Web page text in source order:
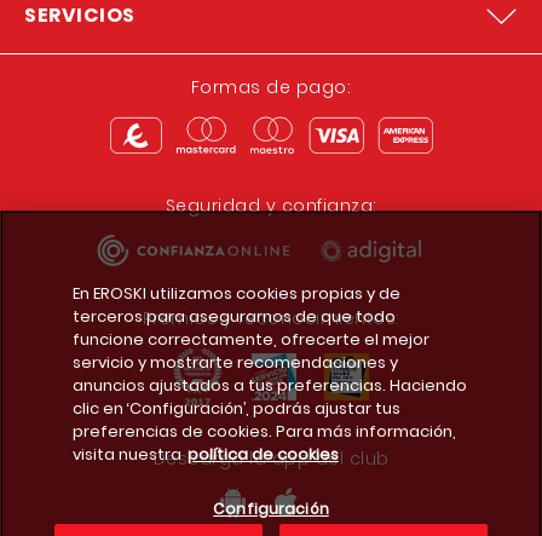
SERVICIOS
Formas de pago:
Seguridad y confianza:
Premios y reconocimientos:
Descarga la app del club
En EROSKI utilizamos cookies propias y de
terceros para asegurarnos de que todo
funcione correctamente, ofrecerte el mejor
servicio y mostrarte recomendaciones y
anuncios ajustados a tus preferencias. Haciendo
clic en ‘Configuración’, podrás ajustar tus
preferencias de cookies. Para más información,
visita nuestra política de cookies
Configuración